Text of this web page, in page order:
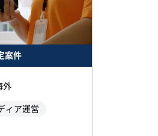
案件
外
ィア運営